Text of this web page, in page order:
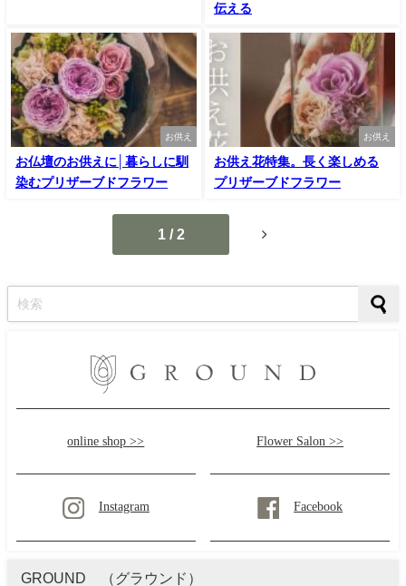
伝える
お供え
お仏壇のお供えに│暮らしに馴
染むプリザーブドフラワー
お供え
お供え花特集。長く楽しめる
プリザーブドフラワー
1 / 2
online shop >> Flower Salon >>
Instagram Facebook
GROUND （グラウンド）